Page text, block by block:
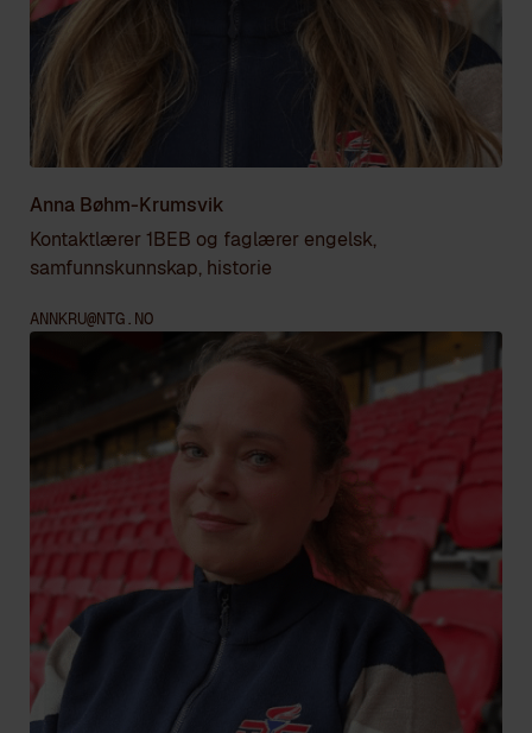
Anna Bøhm-Krumsvik
Kontaktlærer 1BEB og faglærer engelsk,
samfunnskunnskap, historie
ANNKRU@NTG.NO